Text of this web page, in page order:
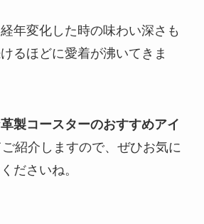
年変化した時の味わい深さも
るほどに愛着が沸いてきま
製コースターのおすすめアイ
紹介しますので、ぜひお気に
ださいね。